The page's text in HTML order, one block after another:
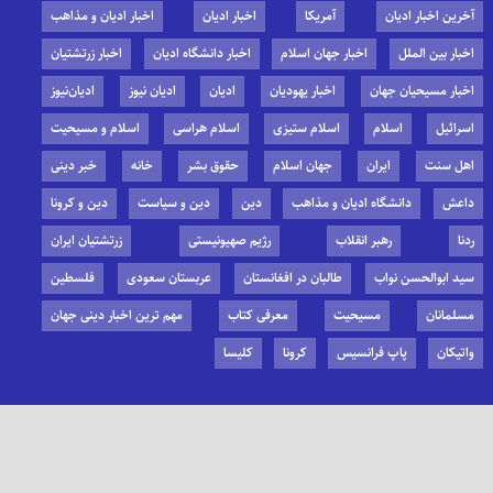
آخرین اخبار ادیان آمریکا اخبار ادیان
اخبار ادیان و مذاهب
اخبار بین الملل
اخبار جهان اسلام اخبار دانشگاه ادیان
اخبار زرتشتیان
اخبار مسیحیان جهان
اخبار یهودیان ادیان ادیان نیوز
ادیان‌نیوز
اسرائیل
اسلام اسلام ستیزی اسلام هراسی
اسلام و مسیحیت
اهل سنت
ایران جهان اسلام حقوق بشر خانه
خبر دینی
داعش
دانشگاه ادیان و مذاهب دین دین و سیاست
دین و کرونا
ردنا
رهبر انقلاب رژیم صهیونیستی
زرتشتیان ایران
سید ابوالحسن نواب
طالبان در افغانستان عربستان سعودی
فلسطین
مسلمانان
مسیحیت معرفی کتاب
مهم ترین اخبار دینی جهان
واتیکان
پاپ فرانسیس کرونا کلیسا